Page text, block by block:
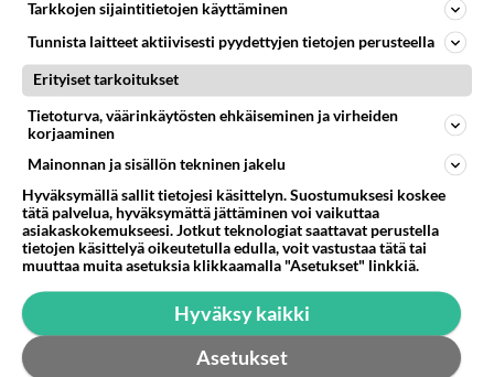
vaikkapa kaupparatsuja firman nettiin: Kerro
yksikin hyökkäys, joka VPN-yhteyteen toimii? En
Äänestä
Anonyymi
2024-02-29 17:09:50
Perustele miten ei toimisi, aivan samalla lailla
toimii kuin ilman VPN:ää.
Kommentoi
Tarkkojen sijaintitietojen käyttäminen
Tunnista laitteet aktiivisesti pyydettyjen tietojen perusteella
Erityiset tarkoitukset
Tietoturva, väärinkäytösten ehkäiseminen ja virheiden
korjaaminen
Mainonnan ja sisällön tekninen jakelu
Hyväksymällä sallit tietojesi käsittelyn. Suostumuksesi koskee
tätä palvelua, hyväksymättä jättäminen voi vaikuttaa
asiakaskokemukseesi. Jotkut teknologiat saattavat perustella
tietojen käsittelyä oikeutetulla edulla, voit vastustaa tätä tai
muuttaa muita asetuksia klikkaamalla "Asetukset" linkkiä.
Hyväksy kaikki
Asetukset